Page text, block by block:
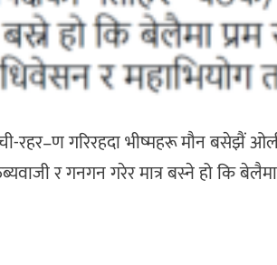
रहर–ण गरिरहदा भीष्महरू मौन बसेझैं
र गनगन गरेर मात्र बस्ने हो कि